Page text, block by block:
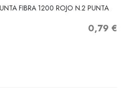
FIBRA 1200 ROJO N.2 PUNTA
Precio
0,79 €